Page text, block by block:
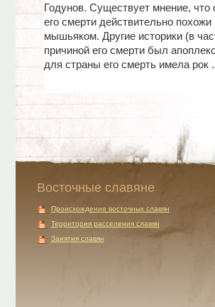
Годунов. Существует мнение,
его смерти действительно
мышьяком. Другие историки (в
причиной его смерти был
для страны его смерть имела рок
Восточные славяне
Происхождение восточных славян
Территория расселения славян
Занятия славян